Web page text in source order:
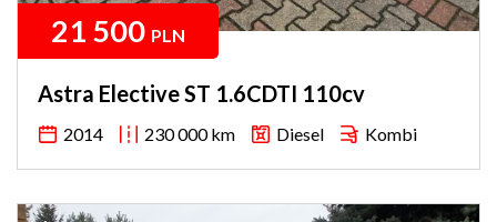
21 500 PLN
Astra Elective ST 1.6CDTI 110cv
2014 230 000 km Diesel Kombi